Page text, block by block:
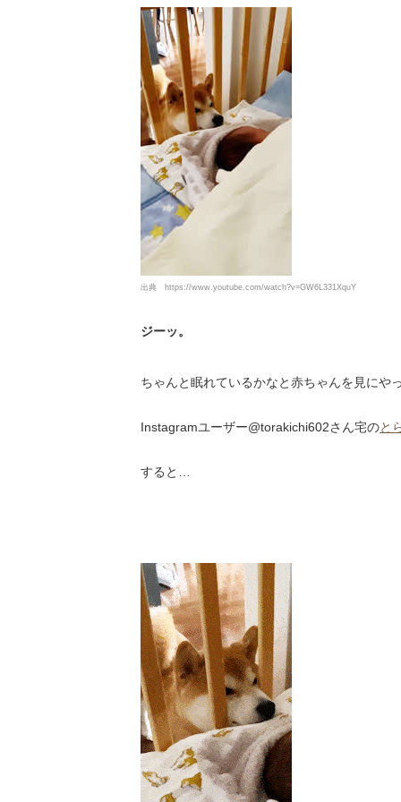
出典 https://www.youtube.com/watch?v=GW6L331XquY
ジーッ。
ちゃんと眠れているかなと赤ちゃんを見にや
Instagramユーザー@torakichi602さん宅のと
すると…